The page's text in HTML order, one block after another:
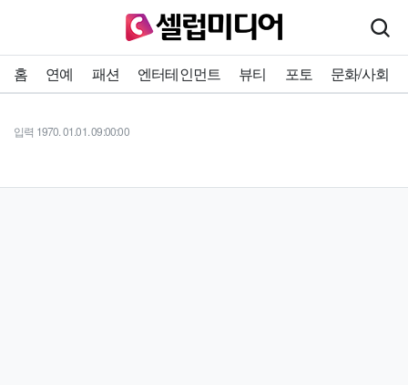
홈 연예 패션 엔터테인먼트 뷰티 포토 문화/사회
입력 1970. 01.01. 09:00:00